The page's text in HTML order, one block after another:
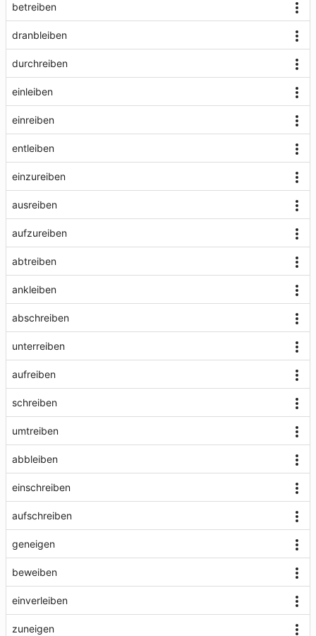
betreiben
dranbleiben
durchreiben
einleiben
einreiben
entleiben
einzureiben
ausreiben
aufzureiben
abtreiben
ankleiben
abschreiben
unterreiben
aufreiben
schreiben
umtreiben
abbleiben
einschreiben
aufschreiben
geneigen
beweiben
einverleiben
zuneigen